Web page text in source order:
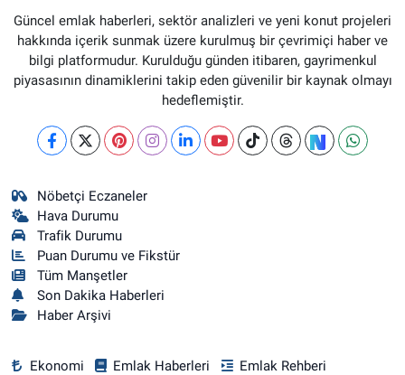
Güncel emlak haberleri, sektör analizleri ve yeni konut projeleri
hakkında içerik sunmak üzere kurulmuş bir çevrimiçi haber ve
bilgi platformudur. Kurulduğu günden itibaren, gayrimenkul
piyasasının dinamiklerini takip eden güvenilir bir kaynak olmayı
hedeflemiştir.
Nöbetçi Eczaneler
Hava Durumu
Trafik Durumu
Puan Durumu ve Fikstür
Tüm Manşetler
Son Dakika Haberleri
Haber Arşivi
Ekonomi Emlak Haberleri
Emlak Rehberi